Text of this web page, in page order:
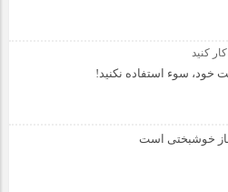
کنید
خود، سوء استفاده نکنید!
خوشبختی است